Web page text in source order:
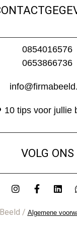
0854016576
0653866736
10 tips voor jullie
VOLG ONS
/ Algemene